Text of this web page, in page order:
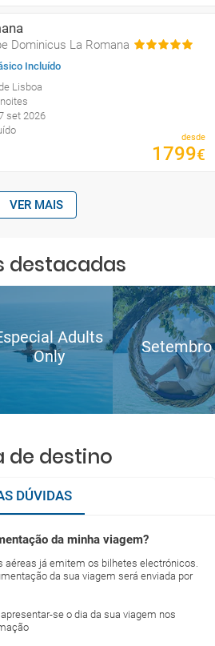
Dominicus La Romana
Incluído
Lisboa
set 2026
desde
1799€
VER MAIS
destacadas
Adults
Only
Setembro
de destino
DÚVIDAS
da minha viagem?
aéreas já emitem os bilhetes electrónicos.
da sua viagem será enviada por
se o dia da sua viagem nos